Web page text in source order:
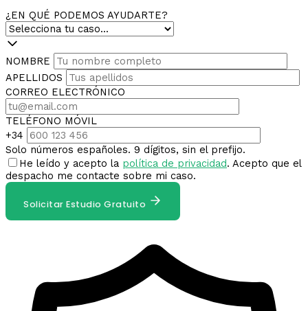
¿EN QUÉ PODEMOS AYUDARTE?
NOMBRE
APELLIDOS
CORREO ELECTRÓNICO
TELÉFONO MÓVIL
+34
Solo números españoles. 9 dígitos, sin el prefijo.
He leído y acepto la política de privacidad. Acepto que el
despacho me contacte sobre mi caso.
Solicitar Estudio Gratuito